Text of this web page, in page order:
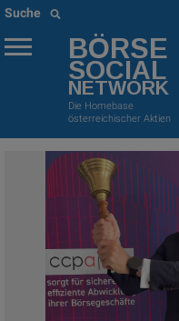
Suche
BÖRSE
SOCIAL
NETWORK
Die Homebase
österreichischer Aktien